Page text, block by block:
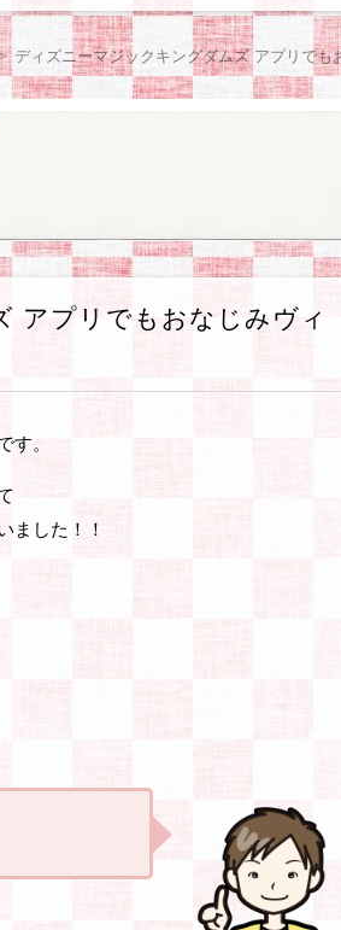
観察日記【咲月さんち】
観察日記【世間様の様子】
観察日記【ゲーム・遊び】
観察日記【ダイエット編】
観察日記【美容編】
観察日記【健康編】
観察日記【絵日記】
観察日記【職場のゆかいな同僚た
体験戦記各種
体験戦記料理編
解説戦記各種
企業・お店
読書感想
ディズニーマジックキングダムズ アプリで
アプリでもおなじみヴィ
す。
ました！！